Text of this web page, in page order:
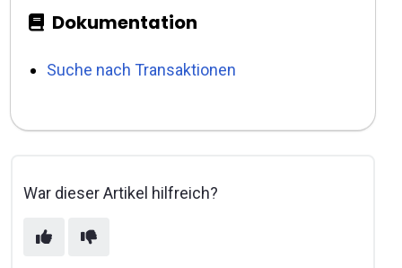
Dokumentation
Suche nach Transaktionen
War dieser Artikel hilfreich?